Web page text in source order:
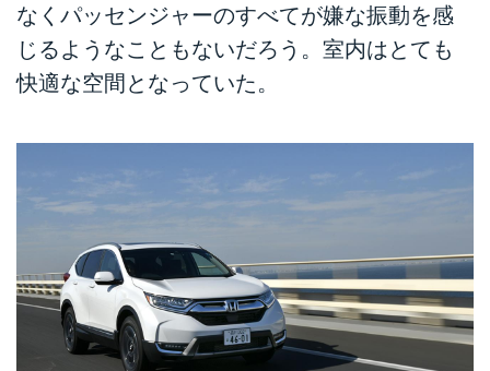
なくパッセンジャーのすべてが嫌な振動を感
じるようなこともないだろう。室内はとても
快適な空間となっていた。